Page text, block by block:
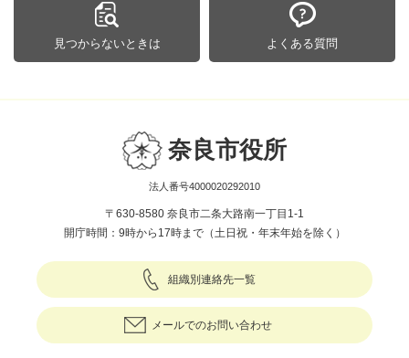
見つからないときは よくある質問
奈良市役所
法人番号4000020292010
〒630-8580 奈良市二条大路南一丁目1-1
開庁時間：9時から17時まで（土日祝・年末年始を除く）
組織別連絡先一覧
メールでのお問い合わせ